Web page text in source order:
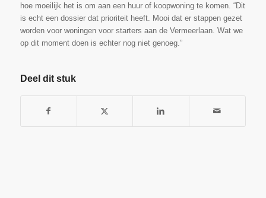
hoe moeilijk het is om aan een huur of koopwoning te komen. “Dit
is echt een dossier dat prioriteit heeft. Mooi dat er stappen gezet
worden voor woningen voor starters aan de Vermeerlaan. Wat we
op dit moment doen is echter nog niet genoeg.”
Deel dit stuk